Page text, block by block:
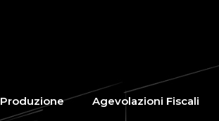
Produzione Agevolazioni Fiscali